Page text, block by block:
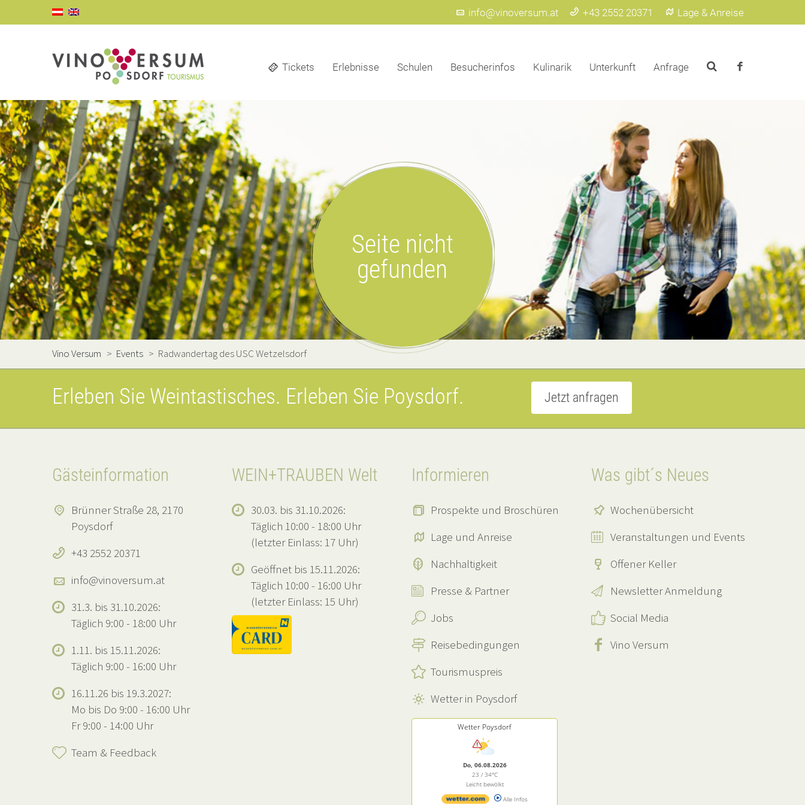
info@vinoversum.at +43 2552 20371 Lage & Anreise
Tickets Erlebnisse Schulen Besucherinfos Kulinarik Unterkunft Anfrage
Seite nicht
gefunden
Vino Versum > Events > Radwandertag des USC Wetzelsdorf
Erleben Sie Weintastisches. Erleben Sie Poysdorf. Jetzt anfragen
Gästeinformation
Brünner Straße 28, 2170
Poysdorf
+43 2552 20371
info@vinoversum.at
31.3. bis 31.10.2026:
Täglich 9:00 - 18:00 Uhr
1.11. bis 15.11.2026:
Täglich 9:00 - 16:00 Uhr
16.11.26 bis 19.3.2027:
Mo bis Do 9:00 - 16:00 Uhr
Fr 9:00 - 14:00 Uhr
Team & Feedback
WEIN+TRAUBEN Welt
30.03. bis 31.10.2026:
Täglich 10:00 - 18:00 Uhr
(letzter Einlass: 17 Uhr)
Geöffnet bis 15.11.2026:
Täglich 10:00 - 16:00 Uhr
(letzter Einlass: 15 Uhr)
Informieren
Prospekte und Broschüren
Lage und Anreise
Nachhaltigkeit
Presse & Partner
Jobs
Reisebedingungen
Tourismuspreis
Wetter in Poysdorf
Wetter Poysdorf
Do, 06.08.2026
23 / 34°C
Leicht bewölkt
Alle Infos
Was gibt´s Neues
Wochenübersicht
Veranstaltungen und Events
Offener Keller
Newsletter Anmeldung
Social Media
Vino Versum